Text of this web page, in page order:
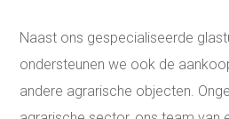
Naast ons gespecialiseerde
ondersteunen we ook de
andere agrarische objecten.